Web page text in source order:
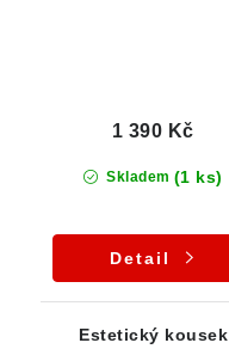
Skladem (1 ks)
1 390 Kč
Detail
Estetický kousek